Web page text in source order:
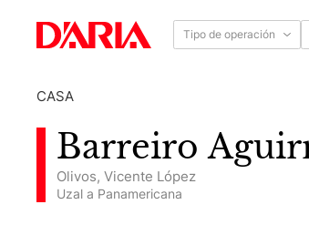
Tipo de operación
CASA
Olivos, Vicente López
Uzal a Panamericana